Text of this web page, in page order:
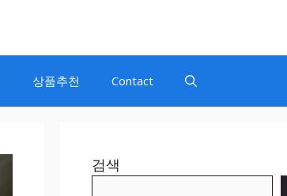
상품추천 Contact
검색